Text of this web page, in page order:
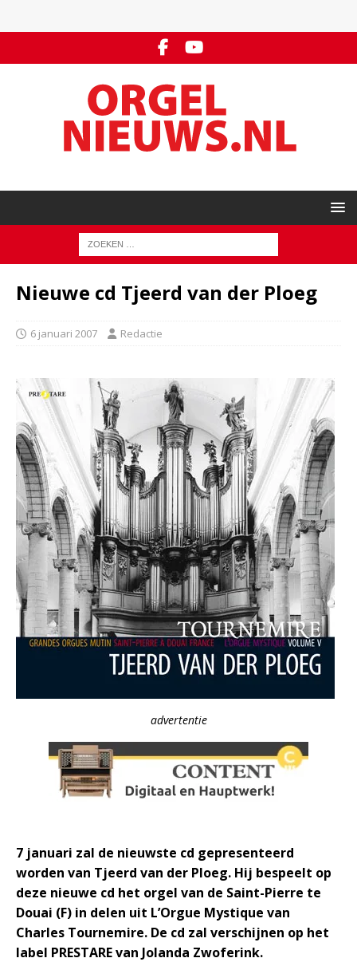
Nieuwe cd Tjeerd van der Ploeg
6 januari 2007 Redactie
advertentie
7 januari zal de nieuwste cd gepresenteerd
worden van Tjeerd van der Ploeg. Hij bespeelt op
deze nieuwe cd het orgel van de Saint-Pierre te
Douai (F) in delen uit L’Orgue Mystique van
Charles Tournemire. De cd zal verschijnen op het
label PRESTARE van Jolanda Zwoferink.